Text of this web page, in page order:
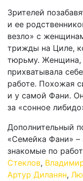
Зрителей
и ее
везло» с
трижды на Циле,
тюрьму. Женщина,
прихватывала
работе. Похожая
и у самой Фани.
за «сонное
Дополнительный
«Семейка Фани» –
знакомые по
Стеклов,
Артур Диланян,